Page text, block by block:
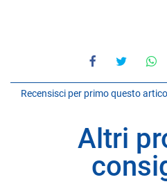
Recensisci per primo questo
Altri